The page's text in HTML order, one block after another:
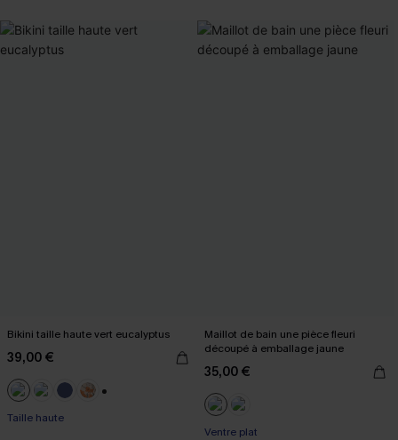
Bikini taille haute vert eucalyptus
39,00 €
Taille haute
Maillot de bain une pièce fleuri
découpé à emballage jaune
35,00 €
Ventre plat